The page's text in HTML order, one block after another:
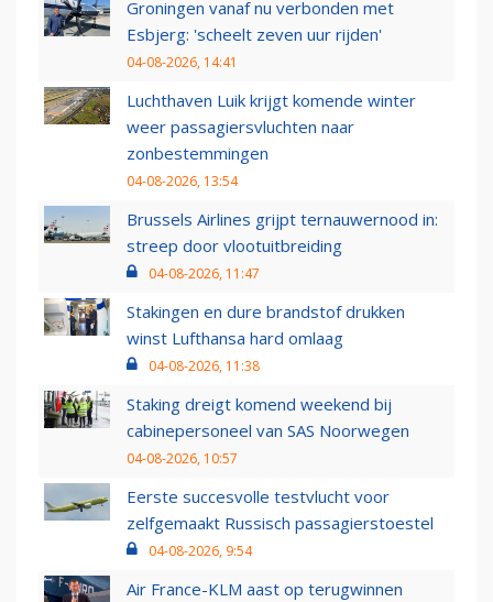
Groningen vanaf nu verbonden met
Esbjerg: 'scheelt zeven uur rijden'
04-08-2026, 14:41
Luchthaven Luik krijgt komende winter
weer passagiersvluchten naar
zonbestemmingen
04-08-2026, 13:54
Brussels Airlines grijpt ternauwernood in:
streep door vlootuitbreiding
04-08-2026, 11:47
Stakingen en dure brandstof drukken
winst Lufthansa hard omlaag
04-08-2026, 11:38
Staking dreigt komend weekend bij
cabinepersoneel van SAS Noorwegen
04-08-2026, 10:57
Eerste succesvolle testvlucht voor
zelfgemaakt Russisch passagierstoestel
04-08-2026, 9:54
Air France-KLM aast op terugwinnen